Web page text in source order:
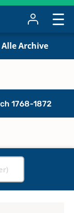
Alle Archive
1768-1872